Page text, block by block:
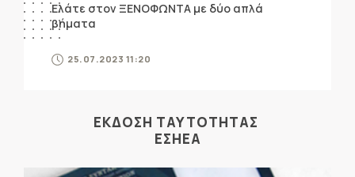
Ελάτε στον ΞΕΝΟΦΩΝΤΑ με δύο απλά
βήματα
25.07.2023 11:20
ΕΚΔΟΣΗ ΤΑΥΤΟΤΗΤΑΣ
ΕΣΗΕΑ